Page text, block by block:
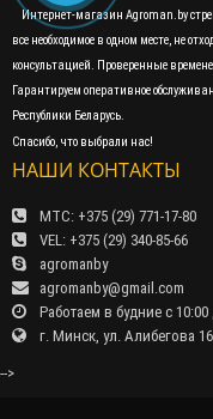
Интернет-магазин Agroman.by
все необходимое в одном месте, не
консультацией. Проверенные
Гарантируем оперативное
Республики Беларусь.
Спасибо, что выбрали нас!
НАШИ КОНТАКТЫ
МТС: +375 (29) 771-17-80
VEL: +375 (29) 340-85-66
agromanby
agromanby@gmail.com
Работаем в будние с 10:00
г. Минск, ул. Алибегова
-->